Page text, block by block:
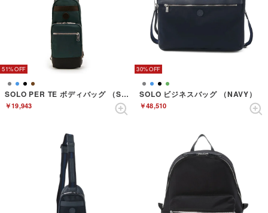
51%
SOLO PER TE ボディバッグ （SEABLUE）
￥19,943
30%
SOLO ビジネスバッグ （NAVY）
￥48,510